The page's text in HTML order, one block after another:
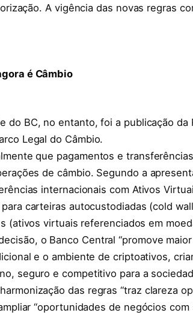
A vigência das novas regras
é Câmbio
do BC, no entanto, foi a publicação da
Legal do Câmbio.
que pagamentos e
de câmbio. Segundo a
internacionais com Ativos
carteiras autocustodiadas (cold
(ativos virtuais referenciados em
o Banco Central “promove
e o ambiente de criptoativos,
seguro e competitivo para a
das regras “traz clareza
“oportunidades de negócios com